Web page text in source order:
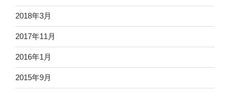
2018年3月
2017年11月
2016年1月
2015年9月